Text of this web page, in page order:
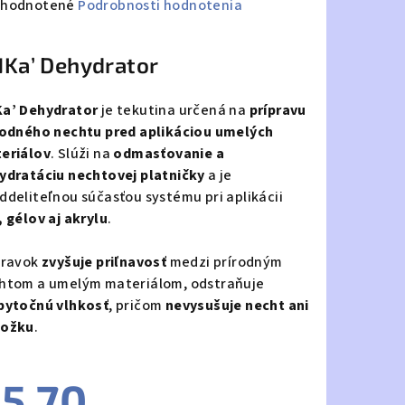
Podrobnosti hodnotenia
Dehydrator
Dehydratorje tekutina určená na prípravu
nechtu pred aplikáciou umelých
. Slúži na odmasťovanie a
nechtovej platničky a je
súčasťou systému pri aplikácii
gélov aj akrylu.
zvyšuje priľnavosť medzi prírodným
a umelým materiálom, odstraňuje
vlhkosť, pričom nevysušuje necht ani
.